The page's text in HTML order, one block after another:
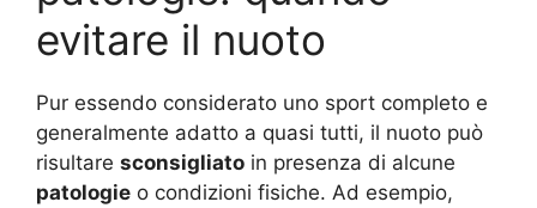
evitare il nuoto
Pur essendo considerato uno sport completo e
generalmente adatto a quasi tutti, il nuoto può
risultare sconsigliato in presenza di alcune
patologie o condizioni fisiche. Ad esempio,